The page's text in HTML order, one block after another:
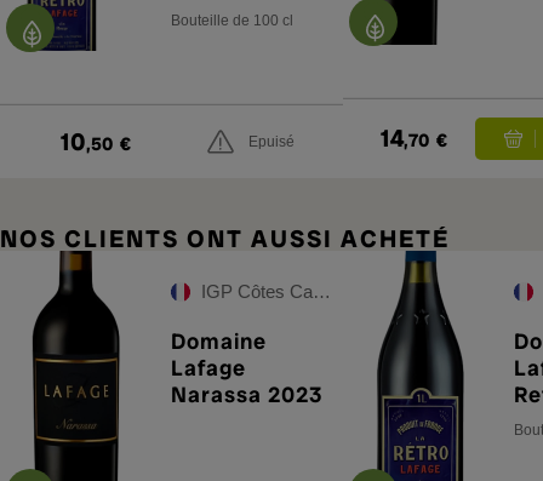
Bouteille de 100 cl
10,50 € Epuisé 14,70 €
NOS CLIENTS ONT AUSSI ACHETÉ
IGP Côtes Catalanes
Domaine
Lafage
Narassa 2023